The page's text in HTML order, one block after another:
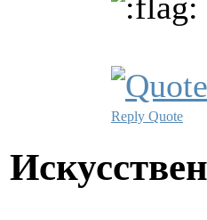
Reply Quote